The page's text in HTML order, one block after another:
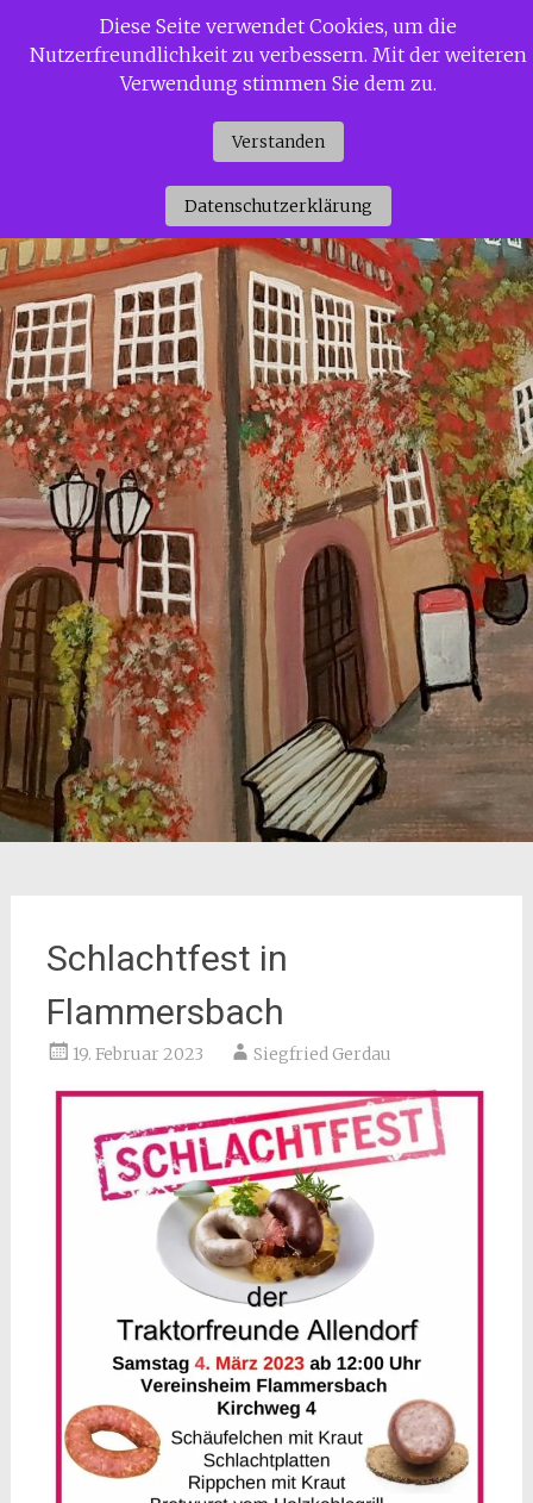
InhaltSiggi Gerdaus Welt
Schlachtfest in
Flammersbach
19. Februar 2023 Siegfried Gerdau
Diese Seite verwendet Cookies, um die
Nutzerfreundlichkeit zu verbessern. Mit der weiteren
Verwendung stimmen Sie dem zu.
Verstanden
Datenschutzerklärung